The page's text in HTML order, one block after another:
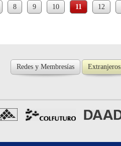
8 9 10 11 12
Redes y Membresías Extranjeros